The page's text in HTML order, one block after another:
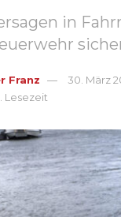
in
Franz 30. März
Lesezeit